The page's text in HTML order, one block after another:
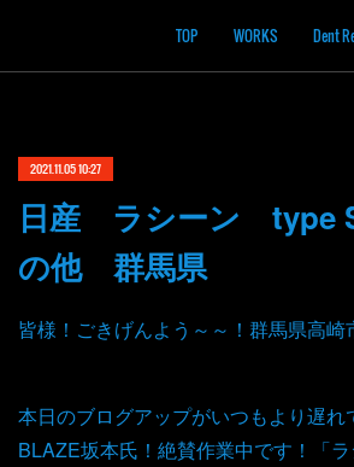
TOP WORKS Dent
2021.11.05 10:27
日産 ラシーン type
の他 群馬県
皆様！ごきげんよう～～！群馬県高
本日のブログアップがいつもより遅れ
BLAZE坂本氏！絶賛作業中です！「